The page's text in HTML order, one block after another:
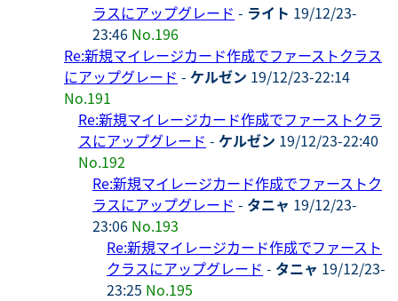
ラスにアップグレード - ライト 19/12/23-
23:46 No.196
Re:新規マイレージカード作成でファーストクラス
にアップグレード - ケルゼン 19/12/23-22:14
No.191
Re:新規マイレージカード作成でファーストクラ
スにアップグレード - ケルゼン 19/12/23-22:40
No.192
Re:新規マイレージカード作成でファーストク
ラスにアップグレード - タニャ 19/12/23-
23:06 No.193
Re:新規マイレージカード作成でファースト
クラスにアップグレード - タニャ 19/12/23-
23:25 No.195